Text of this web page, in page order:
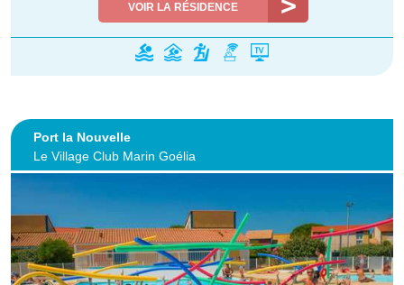
VOIR LA RÉSIDENCE
Port la Nouvelle
Le Village Club Marin Goélia